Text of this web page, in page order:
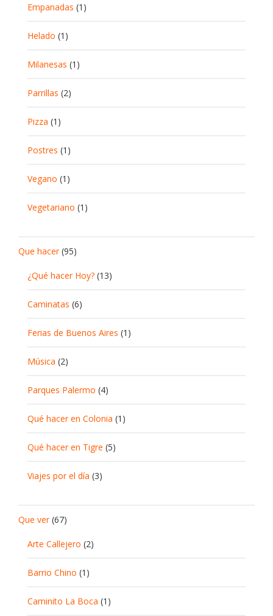
Empanadas (1)
Helado (1)
Milanesas (1)
Parrillas (2)
Pizza (1)
Postres (1)
Vegano (1)
Vegetariano (1)
Que hacer(95)
¿Qué hacer Hoy? (13)
Caminatas (6)
Ferias de Buenos Aires (1)
Música (2)
Parques Palermo (4)
Qué hacer en Colonia (1)
Qué hacer en Tigre (5)
Viajes por el día (3)
Que ver(67)
Arte Callejero (2)
Barrio Chino (1)
Caminito La Boca (1)